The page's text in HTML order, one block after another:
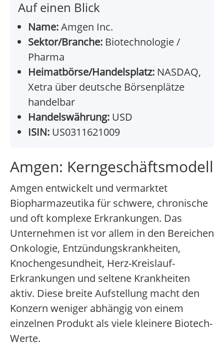
Auf einen Blick
Name:Amgen Inc.
Sektor/Branche: Biotechnologie /
Pharma
Heimatbörse/Handelsplatz: NASDAQ,
Xetra über deutsche Börsenplätze
handelbar
Handelswährung: USD
ISIN: US0311621009
Amgen: Kerngeschäftsmodell
Amgen entwickelt und vermarktet
Biopharmazeutika für schwere, chronische
und oft komplexe Erkrankungen. Das
Unternehmen ist vor allem in den Bereichen
Onkologie, Entzündungskrankheiten,
Knochengesundheit, Herz-Kreislauf-
Erkrankungen und seltene Krankheiten
aktiv. Diese breite Aufstellung macht den
Konzern weniger abhängig von einem
einzelnen Produkt als viele kleinere Biotech-
Werte.